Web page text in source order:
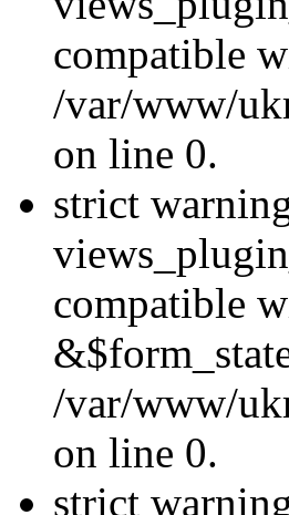
compatible
/var/www/
on line 0.
strict
compatible
/var/www/
on line 0.
strict